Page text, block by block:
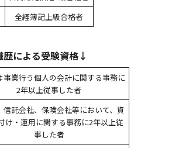
全経簿記上級合格者
歴による受験資格↓
事業行う個人の会計に関する事務に
2年以上従事した者
託会社、保険会社等において、資
け・運用に関する事務に2年以上従
事した者